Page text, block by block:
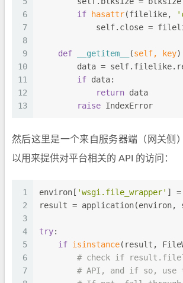
6
7
8
9
10
11
12
13
if
hasattr(filelike,
self.close =
def __getitem__ (self, key
data =
if data:
return data
raise IndexError
然后这里是一个来自服务器端（网关侧
以用来提供对平台相关的 API 的访问：
1
2
3
4
5
6
7
environ[ 'wsgi.file_wrapper' ] =
result = application(environ,
try:
if isinstance(result,
# check if
# API, and if so,